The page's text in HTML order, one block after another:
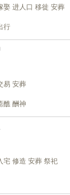
娶 进人口 移徙 安葬
行
易 安葬
醮 酬神
宅 修造 安葬 祭祀